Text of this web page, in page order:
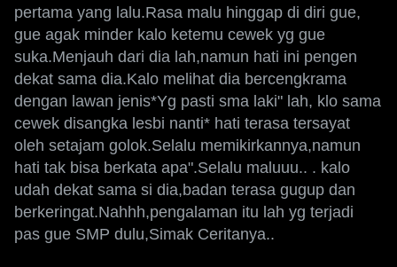
pertama yang lalu.Rasa malu hinggap di diri gue,
gue agak minder kalo ketemu cewek yg gue
suka.Menjauh dari dia lah,namun hati ini pengen
dekat sama dia.Kalo melihat dia bercengkrama
dengan lawan jenis*Yg pasti sma laki" lah, klo sama
cewek disangka lesbi nanti* hati terasa tersayat
oleh setajam golok.Selalu memikirkannya,namun
hati tak bisa berkata apa".Selalu maluuu.. . kalo
udah dekat sama si dia,badan terasa gugup dan
berkeringat.Nahhh,pengalaman itu lah yg terjadi
pas gue SMP dulu,Simak Ceritanya..